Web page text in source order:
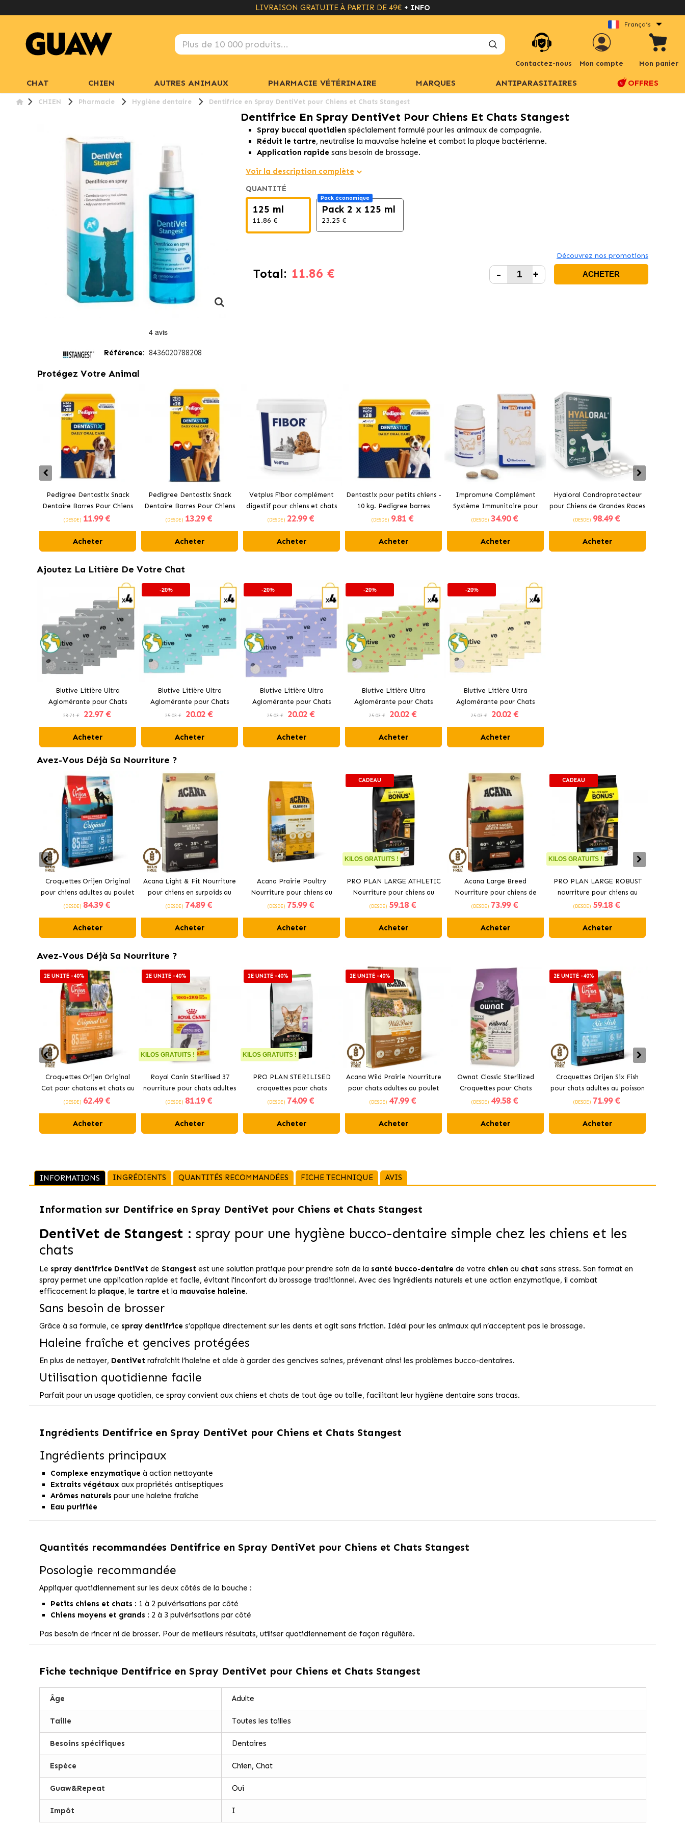
LIVRAISON GRATUITE À PARTIR DE 49€ + INFO
Français
Contactez-nous Mon compte Mon panier
CHAT CHIEN AUTRES ANIMAUX PHARMACIE VÉTÉRINAIRE MARQUES ANTIPARASITAIRES OFFRES
CHIEN Pharmacie Hygiène dentaire Dentifrice en Spray DentiVet pour Chiens et Chats Stangest
Dentifrice En Spray DentiVet Pour Chiens Et Chats Stangest
Référence: 8436020788208
Spray buccal quotidien spécialement formulé pour les animaux de compagnie.
Réduit le tartre, neutralise la mauvaise haleine et combat la plaque bactérienne.
Application rapide sans besoin de brossage.
Voir la description complète
QUANTITÉ
125 ml
11.86 €
Pack économique
Pack 2 x 125 ml
23.25 €
Découvrez nos promotions
Total: 11.86 € - + ACHETER
Protégez Votre Animal
Pedigree Dentastix Snack
Dentaire Barres Pour Chiens
Moyens 10-25 kg
(DESDE) 11.99 €
Acheter
Pedigree Dentastix Snack
Dentaire Barres Pour Chiens
Grands +25 kg
(DESDE) 13.29 €
Acheter
Vetplus Fibor complément
digestif pour chiens et chats
(DESDE) 22.99 €
Acheter
Dentastix pour petits chiens -
10 kg. Pedigree barres
dentaires.
(DESDE) 9.81 €
Acheter
Impromune Complément
Système Immunitaire pour
Chiens et Chats Comprimés
(DESDE) 34.90 €
Acheter
Hyaloral Condroprotecteur
pour Chiens de Grandes Races
Pharmadiet
(DESDE) 98.49 €
Acheter
Ajoutez La Litière De Votre Chat
Blutive Litière Ultra
Aglomérante pour Chats
Charbon Actif
28.71 € 22.97 €
Acheter
-20%
Blutive Litière Ultra
Aglomérante pour Chats
Parfum Frais
25.03 € 20.02 €
Acheter
-20%
Blutive Litière Ultra
Aglomérante pour Chats
Parfum Lavande
25.03 € 20.02 €
Acheter
-20%
Blutive Litière Ultra
Aglomérante pour Chats
Parfum Aloe Vera
25.03 € 20.02 €
Acheter
-20%
Blutive Litière Ultra
Aglomérante pour Chats
Parfum Marseille
25.03 € 20.02 €
Acheter
Avez-Vous Déjà Sa Nourriture ?
Croquettes Orijen Original
pour chiens adultes au poulet
(DESDE) 84.39 €
Acheter
Acana Light & Fit Nourriture
pour chiens en surpoids au
poulet frais
(DESDE) 74.89 €
Acheter
Acana Prairie Poultry
Nourriture pour chiens au
poulet frais
(DESDE) 75.99 €
Acheter
CADEAU
KILOS GRATUITS !
PRO PLAN LARGE ATHLETIC
Nourriture pour chiens au
poulet
(DESDE) 59.18 €
Acheter
Acana Large Breed
Nourriture pour chiens de
grandes races au poulet
(DESDE) 73.99 €
Acheter
CADEAU
KILOS GRATUITS !
PRO PLAN LARGE ROBUST
nourriture pour chiens au
poulet
(DESDE) 59.18 €
Acheter
Avez-Vous Déjà Sa Nourriture ?
2E UNITÉ -40%
Croquettes Orijen Original
Cat pour chatons et chats au
poulet
(DESDE) 62.49 €
Acheter
2E UNITÉ -40%
KILOS GRATUITS !
Royal Canin Sterilised 37
nourriture pour chats adultes
stérilisés
(DESDE) 81.19 €
Acheter
2E UNITÉ -40%
KILOS GRATUITS !
PRO PLAN STERILISED
croquettes pour chats
stérilisés au saumon
(DESDE) 74.09 €
Acheter
2E UNITÉ -40%
Acana Wild Prairie Nourriture
pour chats adultes au poulet
et à la dinde
(DESDE) 47.99 €
Acheter
Ownat Classic Sterilized
Croquettes pour Chats
Stérilisés
(DESDE) 49.58 €
Acheter
2E UNITÉ -40%
Croquettes Orijen Six Fish
pour chats adultes au poisson
(DESDE) 71.99 €
Acheter
INFORMATIONS INGRÉDIENTS QUANTITÉS RECOMMANDÉES FICHE TECHNIQUE AVIS
Information sur Dentifrice en Spray DentiVet pour Chiens et Chats Stangest
DentiVet de Stangest : spray pour une hygiène bucco-dentaire simple chez les chiens et les
chats
Le spray dentifrice DentiVet de Stangest est une solution pratique pour prendre soin de la santé bucco-dentaire de votre chien ou chat sans stress. Son format en
spray permet une application rapide et facile, évitant l'inconfort du brossage traditionnel. Avec des ingrédients naturels et une action enzymatique, il combat
efficacement la plaque, le tartre et la mauvaise haleine.
Sans besoin de brosser
Grâce à sa formule, ce spray dentifrice s’applique directement sur les dents et agit sans friction. Idéal pour les animaux qui n’acceptent pas le brossage.
Haleine fraîche et gencives protégées
En plus de nettoyer, DentiVet rafraîchit l’haleine et aide à garder des gencives saines, prévenant ainsi les problèmes bucco-dentaires.
Utilisation quotidienne facile
Parfait pour un usage quotidien, ce spray convient aux chiens et chats de tout âge ou taille, facilitant leur hygiène dentaire sans tracas.
Ingrédients Dentifrice en Spray DentiVet pour Chiens et Chats Stangest
Ingrédients principaux
Complexe enzymatique à action nettoyante
Extraits végétaux aux propriétés antiseptiques
Arômes naturels pour une haleine fraîche
Eau purifiée
Quantités recommandées Dentifrice en Spray DentiVet pour Chiens et Chats Stangest
Posologie recommandée
Appliquer quotidiennement sur les deux côtés de la bouche :
Petits chiens et chats : 1 à 2 pulvérisations par côté
Chiens moyens et grands : 2 à 3 pulvérisations par côté
Pas besoin de rincer ni de brosser. Pour de meilleurs résultats, utiliser quotidiennement de façon régulière.
Fiche technique Dentifrice en Spray DentiVet pour Chiens et Chats Stangest
Âge Adulte
Taille Toutes les tailles
Besoins spécifiques Dentaires
Espèce Chien, Chat
Guaw&Repeat Oui
Impôt I